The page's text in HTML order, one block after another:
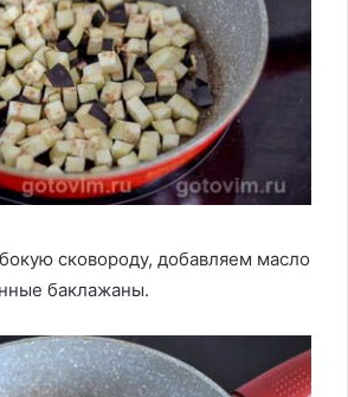
сковороду, добавляем масло
баклажаны.